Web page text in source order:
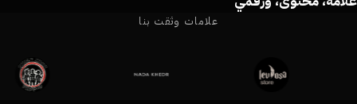
علامات وثقت بنا